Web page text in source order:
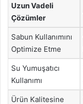
Uzun Vadeli
Çözümler
Sabun Kullanımını
Optimize Etme
Su Yumuşatıcı
Kullanımı
Ürün Kalitesine